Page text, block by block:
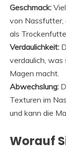
Geschmack:
von Nassfutter,
als
Verdaulichkeit:
verdaulich, was
Magen macht.
Abwechslung:
Texturen im
und kann die
Worauf